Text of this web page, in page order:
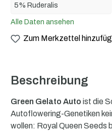
5% Ruderalis
Alle Daten ansehen
Zum Merkzettel
Beschreibung
Green Gelato Auto ist die
Autoflowering-Genetiken
wollen: Royal Queen Seeds